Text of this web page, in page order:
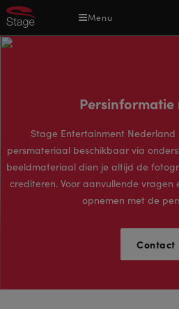
Overslaan
en
naar
Menu
Persinformatie
Stage Entertainment
persmateriaal beschikbaar via
beeldmateriaal dien je altijd de
crediteren. Voor aanvullende
opnemen met de
Contact